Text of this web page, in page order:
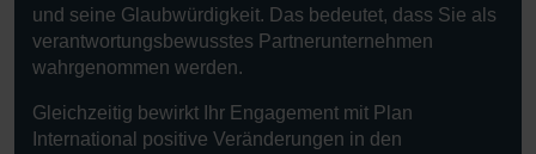
und seine Glaubwürdigkeit. Das bedeutet, dass Sie als
verantwortungsbewusstes Partnerunternehmen
wahrgenommen werden.
Gleichzeitig bewirkt Ihr Engagement mit Plan
International positive Veränderungen in den